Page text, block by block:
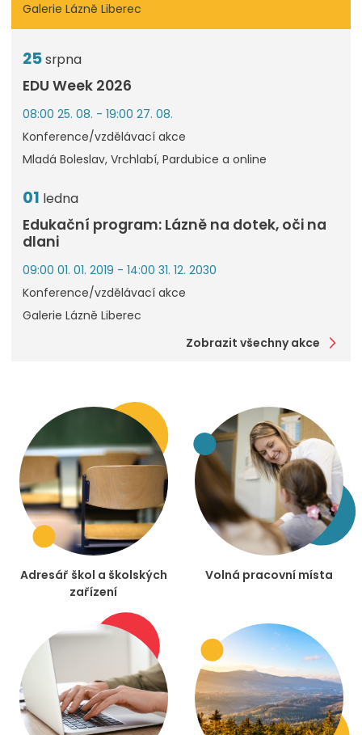
Galerie Lázně Liberec
25srpna
EDU Week 2026
08:00 25. 08. - 19:00 27. 08.
Konference/vzdělávací akce
Mladá Boleslav, Vrchlabí, Pardubice a online
01 ledna
Edukační program: Lázně na dotek, oči na
dlani
09:00 01. 01. 2019 - 14:00 31. 12. 2030
Konference/vzdělávací akce
Galerie Lázně Liberec
Zobrazit všechny akce
Adresář škol a školských
zařízení
Volná pracovní místa